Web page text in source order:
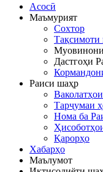
Асосӣ
Маъмурият
Сохтор
Тақсимоти
Дастгоҳи
Раиси шаҳр
Тарҷумаи
Нома ба
Қарорҳо
Хабарҳо
Маълумот